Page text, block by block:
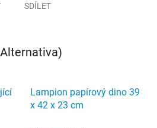
SDÍLET
Lampion papírový dino 39
x 42 x 23 cm